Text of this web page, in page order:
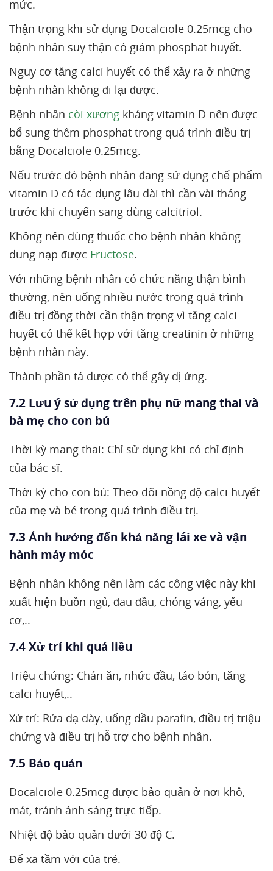
mức.
Thận trọng khi sử dụng Docalciole 0.25mcg cho
bệnh nhân suy thận có giảm phosphat huyết.
Nguy cơ tăng calci huyết có thể xảy ra ở những
bệnh nhân không đi lại được.
Bệnh nhân còi xương kháng vitamin D nên được
bổ sung thêm phosphat trong quá trình điều trị
bằng Docalciole 0.25mcg.
Nếu trước đó bệnh nhân đang sử dụng chế phẩm
vitamin D có tác dụng lâu dài thì cần vài tháng
trước khi chuyển sang dùng calcitriol.
Không nên dùng thuốc cho bệnh nhân không
dung nạp được Fructose.
Với những bệnh nhân có chức năng thận bình
thường, nên uống nhiều nước trong quá trình
điều trị đồng thời cần thận trọng vì tăng calci
huyết có thể kết hợp với tăng creatinin ở những
bệnh nhân này.
Thành phần tá dược có thể gây dị ứng.
7.2 Lưu ý sử dụng trên phụ nữ mang thai và
bà mẹ cho con bú
Thời kỳ mang thai: Chỉ sử dụng khi có chỉ định
của bác sĩ.
Thời kỳ cho con bú: Theo dõi nồng độ calci huyết
của mẹ và bé trong quá trình điều trị.
7.3 Ảnh hưởng đến khả năng lái xe và vận
hành máy móc
Bệnh nhân không nên làm các công việc này khi
xuất hiện buồn ngủ, đau đầu, chóng váng, yếu
cơ,..
7.4 Xử trí khi quá liều
Triệu chứng: Chán ăn, nhức đầu, táo bón, tăng
calci huyết,..
Xử trí: Rửa dạ dày, uống dầu parafin, điều trị triệu
chứng và điều trị hỗ trợ cho bệnh nhân.
7.5 Bảo quản
Docalciole 0.25mcg được bảo quản ở nơi khô,
mát, tránh ánh sáng trực tiếp.
Nhiệt độ bảo quản dưới 30 độ C.
Để xa tầm với của trẻ.